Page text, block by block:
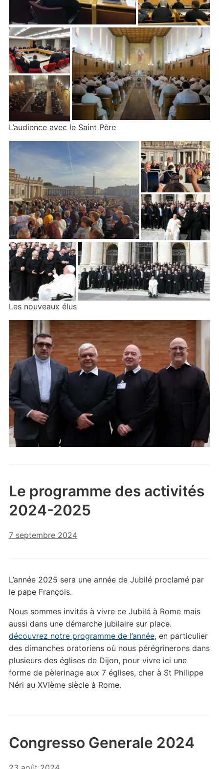
L’audience avec le Saint Père
Les nouveaux élus
Le programme des activités
2024-2025
7 septembre 2024
L’année 2025 sera une année de Jubilé proclamé par
le pape François.
Nous sommes invités à vivre ce Jubilé à Rome mais
aussi dans une démarche jubilaire sur place.
découvrez notre programme de l’année, en particulier
des dimanches oratoriens où nous pérégrinerons dans
plusieurs des églises de Dijon, pour vivre ici une
forme de pèlerinage aux 7 églises, cher à St Philippe
Néri au XVIème siècle à Rome.
Congresso Generale 2024